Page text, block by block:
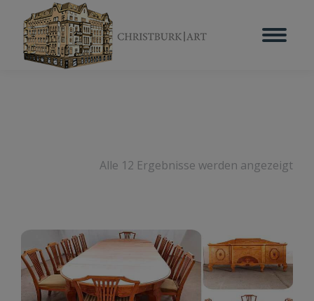
Alle 12 Ergebnisse werden angezeigt